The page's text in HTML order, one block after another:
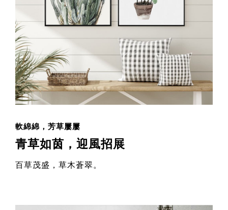
軟綿綿，芳草屢屢
青草如茵，迎風招展
百草茂盛，草木蒼翠。